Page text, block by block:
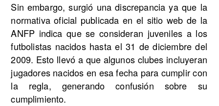
Sin embargo, surgió una discrepancia ya que la
normativa oficial publicada en el sitio web de la
ANFP indica que se consideran juveniles a los
futbolistas nacidos hasta el 31 de diciembre del
2009. Esto llevó a que algunos clubes incluyeran
jugadores nacidos en esa fecha para cumplir con
la regla, generando confusión sobre su
cumplimiento.